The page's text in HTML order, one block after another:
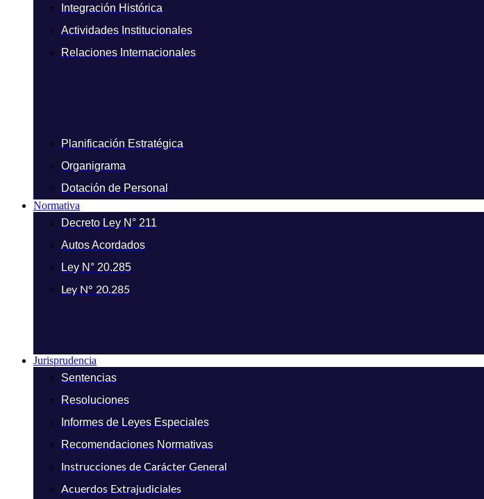
Integración Histórica
Actividades Institucionales
Relaciones Internacionales
Planificación Estratégica
Organigrama
Dotación de Personal
Normativa
Decreto Ley N° 211
Autos Acordados
Ley N° 20.285
Ley N° 20.285
Jurisprudencia
Sentencias
Resoluciones
Informes de Leyes Especiales
Recomendaciones Normativas
Instrucciones de Carácter General
Acuerdos Extrajudiciales